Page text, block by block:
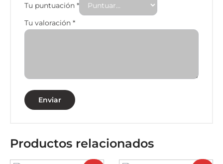
Tu puntuación*
Tu valoración*
Productos relacionados